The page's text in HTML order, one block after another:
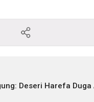
Deseri Harefa Duga